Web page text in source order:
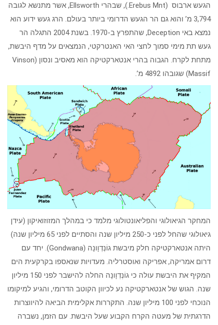
הגעש ארבוס (Erebus Mnt.), שבהרי Ellsworth, אשר מתנשא לגובה
3,794 מ’ והוא גם הר הגעש הדרומי ביותר בעולם. הרג געש ידוע הוא
נמצא באי Deception, שהתפרץ ב-1970. בשנת 2004 התגלה הר
געש תת מימי סמוך לחצי האי האנטרקטי, הנמצאים על מדף היבשת,
מתחת לקרח. הגבוה בהרי אנטארקטיקה הוא מאסיב ונסון (Vinson
Massif) שגובהו 4892 מ’.
המחקר הגיאולוגי והפליאונטולוגי מלמד כי במהלך המזוזואיקון (עידן
גיאולוגי שהחל לפני כ-250 מיליון שנה והסתיים לפני 65 מיליון שנה)
היתה אנטארקטיקה חלק מיבשת גוֹנְדְוָונָה (Gondwana). יחד עם
דרום אמריקה, אפריקה ואוסטרליה. מעדויות שנאספו בקרקעית הים
המקיף את היבשת עולה כי גוֹנְדְוָונָה החלה להישבר לפני 150 מיליון
שנה. הגוש של אנטארקטיקה נע לכיוון הקוטב הדרומי, והגיע למיקומו
הנוכחי לפני 100 מיליון שנה. התקררות אקלימית הביאה להיווצרות
הדרגתית של מעטה הקרח הקבוע שעל היבשת. עם הזמן, נשברה